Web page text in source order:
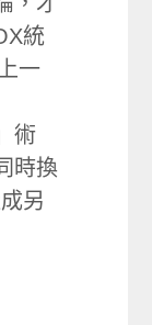
統
一
術
時換
另